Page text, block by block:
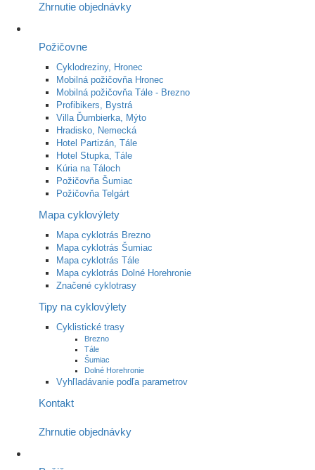
Zhrnutie objednávky
Požičovne
Cyklodreziny, Hronec
Mobilná požičovňa Hronec
Mobilná požičovňa Tále - Brezno
Profibikers, Bystrá
Villa Ďumbierka, Mýto
Hradisko, Nemecká
Hotel Partizán, Tále
Hotel Stupka, Tále
Kúria na Táloch
Požičovňa Šumiac
Požičovňa Telgárt
Mapa cyklovýlety
Mapa cyklotrás Brezno
Mapa cyklotrás Šumiac
Mapa cyklotrás Tále
Mapa cyklotrás Dolné Horehronie
Značené cyklotrasy
Tipy na cyklovýlety
Cyklistické trasy
Brezno
Tále
Šumiac
Dolné Horehronie
Vyhľladávanie podľa parametrov
Kontakt
Zhrnutie objednávky